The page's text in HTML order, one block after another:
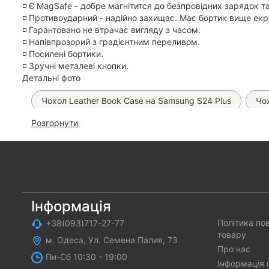
◽️ Є MagSafe - добре магнітится до безпровідних зарядок
◽️ Противоударний - надійно захищає. Має бортик вище
◽️ Гарантовано не втрачає вигляду з часом.
◽️ Напівпрозорий з градієнтним переливом.
◽️ Посилені бортики.
◽️ Зручні металеві кнопки.
Детальні фото
Чохол Leather Book Case на Samsung S24 Plus
Чохол Fibra Shock-Proof MagSafe на Samsung S24 Plus
Чохол WAVE Gleam MagSafe на Samsung Galaxy S24
Чохол Berlia Matt MagSafe на Samsung Galaxy S24 Plus
Скло Flexglass Bestsuit на Samsung Galaxy S24 Plus
Розгорнути
Інформація
+38(093)717-27-77
м. Одеса, Ул. Семена Палия, 73
Пн-Cб 10:30 - 19:00
Політика
товару
Про нас
Інформація